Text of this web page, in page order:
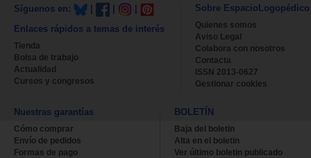
Síguenos en:
Enlaces rápidos a temas de interés
Tienda
Bolsa de trabajo
Actualidad
Cursos y congresos
Sobre EspacioLogopédico
Quienes somos
Aviso Legal
Colabora con nosotros
Contacta
ISSN 2013-0627
Gestionar cookies
Nuestras garantías
Cómo comprar
Envío de pedidos
Formas de pago
BOLETÍN
Baja del boletin
Alta en el boletin
Ver último boletin publicado